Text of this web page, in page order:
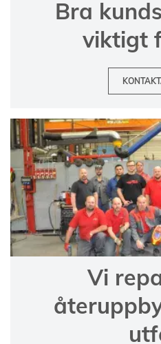
Bra
viktigt
Vi